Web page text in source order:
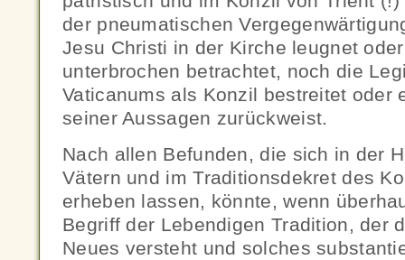
der pneumatischen
Jesu Christi in der Kirche leugnet
unterbrochen betrachtet, noch die
Vaticanums als Konzil bestreitet oder
seiner Aussagen zurückweist.
Nach allen Befunden, die sich in der
Vätern und im Traditionsdekret des
erheben lassen, könnte, wenn
Begriff der Lebendigen Tradition, der
Neues versteht und solches